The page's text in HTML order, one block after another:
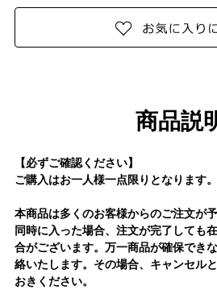
商品説
【必ずご確認ください】
ご購入はお一人様一点限りとなります。
本商品は多くのお客様からのご注文が
同時に入った場合、注文が完了しても
合がございます。万一商品が確保でき
絡いたします。その場合、キャンセル
おきください。